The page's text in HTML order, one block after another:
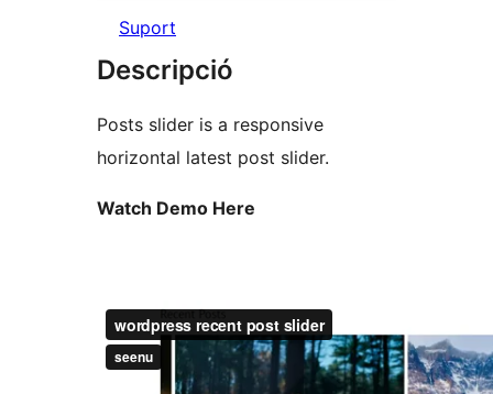
Suport
Descripció
Posts slider is a responsive
horizontal latest post slider.
Watch Demo Here